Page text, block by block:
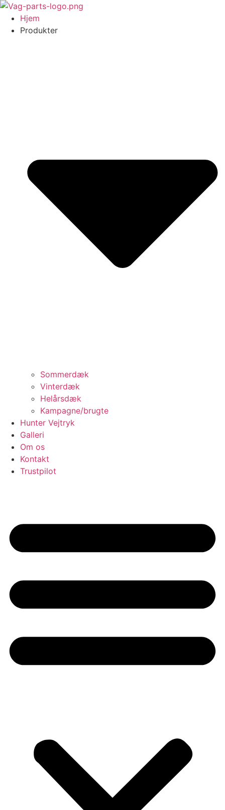
Videre
indhold
Hjem
Produkter
Sommerdæk
Vinterdæk
Helårsdæk
Kampagne/brugte
Hunter Vejtryk
Galleri
Om os
Kontakt
Trustpilot